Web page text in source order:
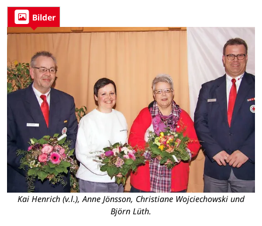
Bilder
Kai Henrich (v.l.), Anne Jönsson, Christiane Wojciechowski und
Björn Lüth.